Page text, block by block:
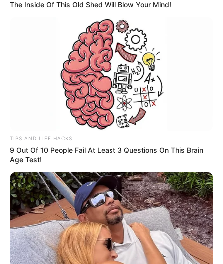
4
09:15 / 06 Avqust 2026
Yağış yağacaq, güclü külək əsəcək -
HAVA PROQNOZU
20 0 0
The Inside Of This Old Shed Will Blow Your Mind!
TIPS AND LIFE HACKS
9 Out Of 10 People Fail At Least 3 Questions On This Brain
Age Test!